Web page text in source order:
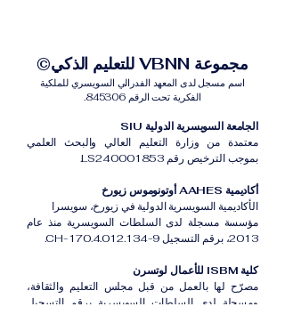
مجموعة VBNN للتعليم الذكي©
اسم مسجل لدى المعهد الفدرالي السويسري للملكية
الفكرية تحت الرقم 845306.
الجامعة السويسرية الدولية SIU
معتمدة من وزارة التعليم العالي والبحث العلمي
بموجب الترخيص رقم LS240001853.
أكاديمية AAHES أوتونوموس زيورخ
الأكاديمية السويسرية الدولية في زيورخ، سويسرا
مؤسسة مسجلة لدى السلطات السويسرية منذ عام
2013، برقم التسجيل CH-170.4.012.134-9.
كلية ISBM للأعمال لوتسرن
مصرّح لها بالعمل من قبل مجلس التعليم والثقافة،
ومسجلة لدى السلطات السويسرية برقم التسجيل